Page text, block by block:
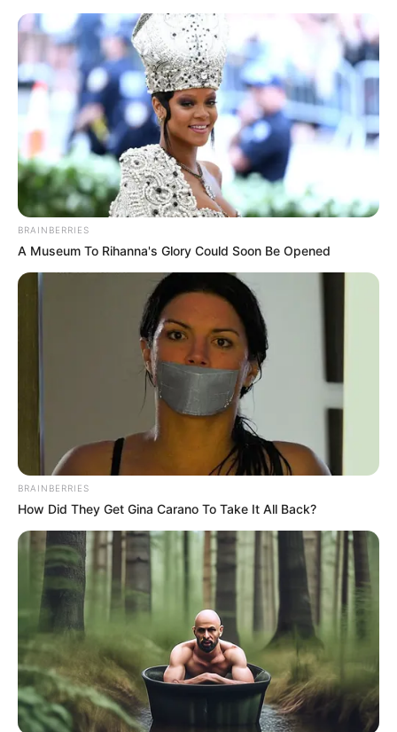
HOME
INSPIRASI
STYLE
FILM &
SERIES
NGAKAK
QUOTES
HYPE
MORE
BRAINBERRIES
A Museum To Rihanna's Glory Could Soon Be Opened
BRAINBERRIES
How Did They Get Gina Carano To Take It All Back?